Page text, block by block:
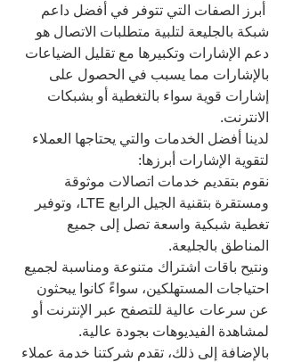
أبرز الصفات التي تتوفر في أفضل داعم
شبكة بالجليعة لتلبية متطلبات الاتصال هو
دعم الإشارات وتكبيرها مع تقليل الضياعات
بالإشارات مما يسبب في الحصول على
إشارات قوية سواء بالتغطية أو بشبكات
الانترنت.
لدينا أفضل الخدمات والتي يحتاجها العملاء
لتقوية الإشارات أبرزها:
نقوم بتقديم خدمات اتصالات موثوقة
ومستقرة بتقنية الجيل الرابع LTE، وتوفير
تغطية شبكية واسعة تصل إلى جميع
المناطق بالجليعة.
ونتيح باقات اشتراك متنوعة ومناسبة لجميع
احتياجات المستهلكين، سواءً كانوا يبحثون
عن سرعات عالية للتصفح عبر الإنترنت أو
لمشاهدة الفيديوهات بجودة عالية.
بالإضافة إلى ذلك، تقدم شركتنا خدمة عملاء